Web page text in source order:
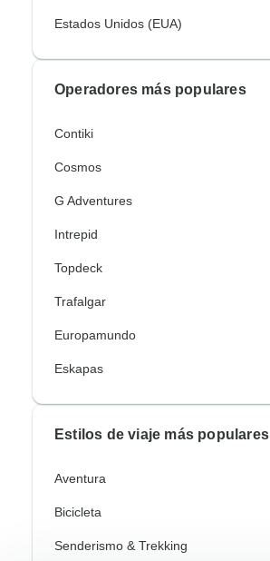
Estados Unidos (EUA)
Operadores más populares
Contiki
Cosmos
G Adventures
Intrepid
Topdeck
Trafalgar
Europamundo
Eskapas
Estilos de viaje más populares
Aventura
Bicicleta
Senderismo & Trekking